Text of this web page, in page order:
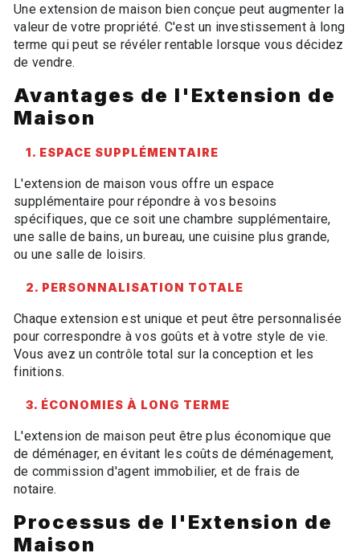
Une extension de maison bien conçue peut augmenter la
valeur de votre propriété. C'est un investissement à long
terme qui peut se révéler rentable lorsque vous décidez
de vendre.
Avantages de l'Extension de
Maison
1. ESPACE SUPPLÉMENTAIRE
L'extension de maison vous offre un espace
supplémentaire pour répondre à vos besoins
spécifiques, que ce soit une chambre supplémentaire,
une salle de bains, un bureau, une cuisine plus grande,
ou une salle de loisirs.
2. PERSONNALISATION TOTALE
Chaque extension est unique et peut être personnalisée
pour correspondre à vos goûts et à votre style de vie.
Vous avez un contrôle total sur la conception et les
finitions.
3. ÉCONOMIES À LONG TERME
L'extension de maison peut être plus économique que
de déménager, en évitant les coûts de déménagement,
de commission d'agent immobilier, et de frais de
notaire.
Processus de l'Extension de
Maison